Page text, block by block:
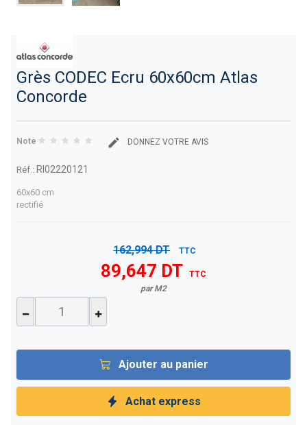
Grès CODEC Ecru 60x60cm Atlas
Concorde
Note DONNEZ VOTRE AVIS
Réf.: RI02220121
60x60 cm
rectifié
162,994 DT TTC
89,647 DT
TTC
par M2
Ajouter au panier
Achat express